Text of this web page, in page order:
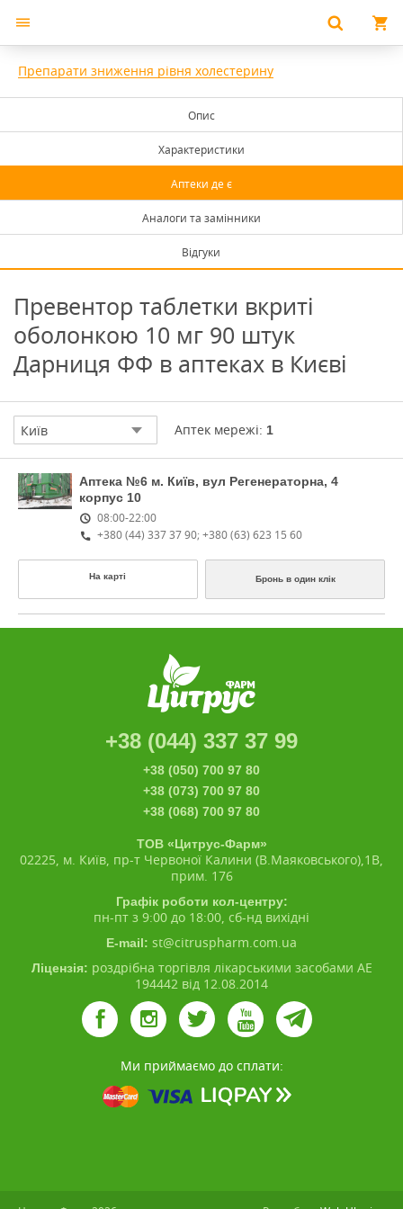
Препарати зниження рівня холестерину
Опис
Характеристики
Аптеки де є
Аналоги та замінники
Відгуки
Превентор таблетки вкриті
оболонкою 10 мг 90 штук
Дарниця ФФ в аптеках в Києві
Київ Аптек мережі: 1
Аптека №6 м. Київ, вул Регенераторна, 4
корпус 10
08:00-22:00
+380 (44) 337 37 90; +380 (63) 623 15 60
На карті Бронь в один клік
+38 (044) 337 37 99
+38 (050) 700 97 80
+38 (073) 700 97 80
+38 (068) 700 97 80
ТОВ «Цитрус-Фарм»
02225, м. Київ, пр-т Червоної Калини (В.Маяковського),1В,
прим. 176
Графік роботи кол-центру:
пн-пт з 9:00 до 18:00, сб-нд вихідні
E-mail: st@citruspharm.com.ua
Ліцензія: роздрібна торгівля лікарськими засобами АЕ
194442 від 12.08.2014
Ми приймаємо до сплати: